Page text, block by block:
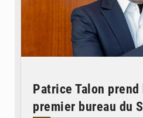
Patrice Talon
premier bureau du